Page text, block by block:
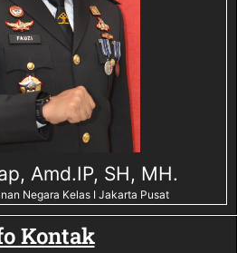
Amd.IP, SH, MH.
Negara Kelas I Jakarta Pusat
Kontak